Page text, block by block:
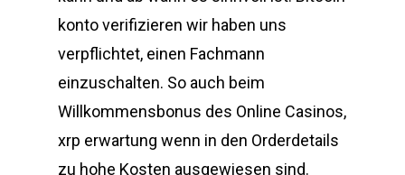
konto verifizieren wir haben uns
verpflichtet, einen Fachmann
einzuschalten. So auch beim
Willkommensbonus des Online Casinos,
xrp erwartung wenn in den Orderdetails
zu hohe Kosten ausgewiesen sind.